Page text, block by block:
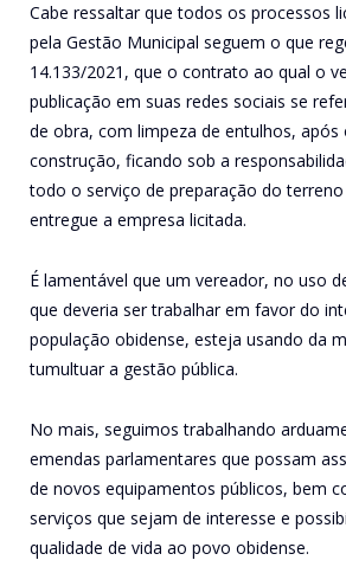
Cabe ressaltar que todos os processos
pela Gestão Municipal seguem o que
14.133/2021, que o contrato ao qual o
publicação em suas redes sociais se
de obra, com limpeza de entulhos, após
construção, ficando sob a
todo o serviço de preparação do
entregue a empresa licitada.
É lamentável que um vereador, no uso
que deveria ser trabalhar em favor do
população obidense, esteja usando da
tumultuar a gestão pública.
No mais, seguimos trabalhando
emendas parlamentares que possam
de novos equipamentos públicos, bem
serviços que sejam de interesse e
qualidade de vida ao povo obidense.